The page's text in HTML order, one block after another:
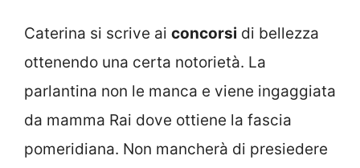
Caterina si scrive ai concorsi di bellezza
ottenendo una certa notorietà. La
parlantina non le manca e viene ingaggiata
da mamma Rai dove ottiene la fascia
pomeridiana. Non mancherà di presiedere